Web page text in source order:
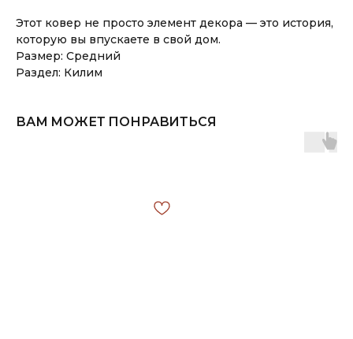
Этот ковер не просто элемент декора — это история,
которую вы впускаете в свой дом.
Размер: Средний
Раздел: Килим
ВАМ МОЖЕТ ПОНРАВИТЬСЯ